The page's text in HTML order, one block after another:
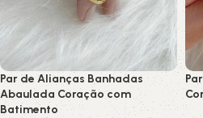
Par de Alianças Banhadas
Abaulada Coração com
Batimento